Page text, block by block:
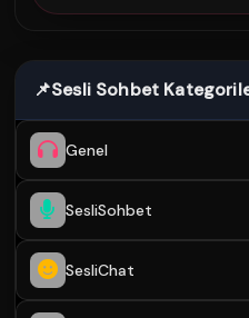
📌Sesli Sohbet
Genel
SesliSohbet
SesliChat